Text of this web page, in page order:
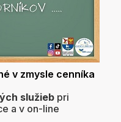
v zmysle cenníka
služieb pri
a v on-line